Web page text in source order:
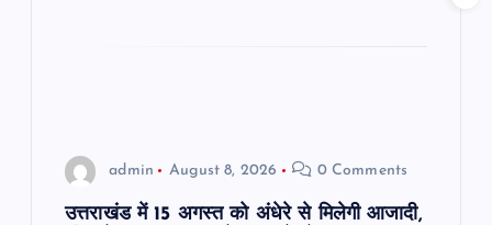
admin August 8, 2026 0 Comments
उत्तराखंड में 15 अगस्त को अंधेरे से मिलेगी आजादी,